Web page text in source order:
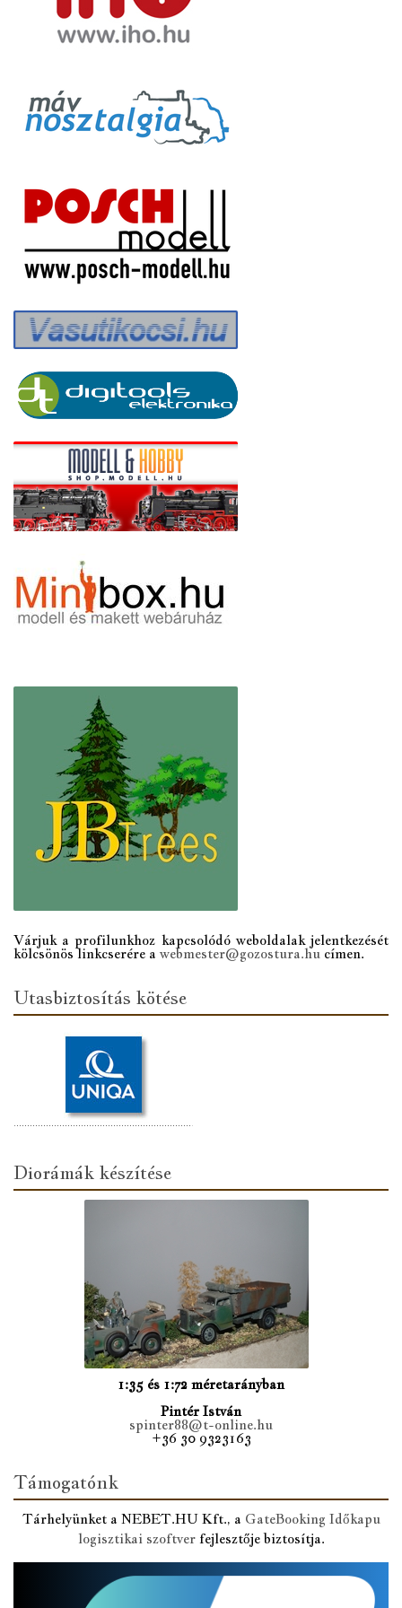
Várjuk a profilunkhoz kapcsolódó weboldalak jelentkezését
kölcsönös linkcserére a webmester@gozostura.hu címen.
Utasbiztosítás kötése
Diorámák készítése
1:35 és 1:72 méretarányban
Pintér István
spinter88@t-online.hu
+36 30 9323163
Támogatónk
Tárhelyünket a NEBET.HU Kft., a GateBooking Időkapu
logisztikai szoftverfejlesztője biztosítja.